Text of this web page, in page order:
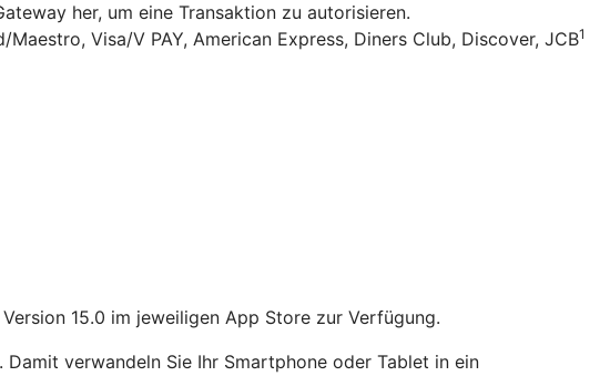
her, um eine Transaktion zu autorisieren.
Visa/V PAY, American Express, Diners Club, Discover, JCB1
15.0 im jeweiligen App Store zur Verfügung.
verwandeln Sie Ihr Smartphone oder Tablet in ein